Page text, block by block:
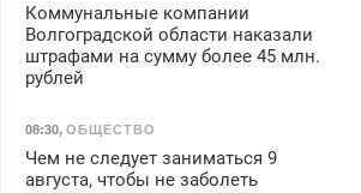
Коммунальные компании
Волгоградской области наказали
штрафами на сумму более 45 млн.
рублей
08:30, ОБЩЕСТВО
Чем не следует заниматься 9
августа, чтобы не заболеть